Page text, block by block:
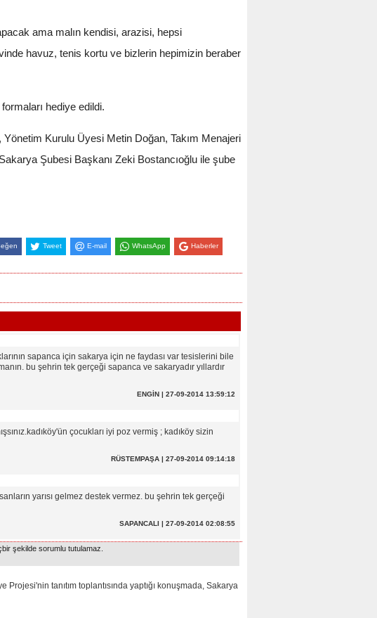
ama malın kendisi, arazisi, hepsi
havuz, tenis kortu ve bizlerin hepimizin beraber
hediye edildi.
Yönetim Kurulu Üyesi Metin Doğan, Takım Menajeri
Şubesi Başkanı Zeki Bostancıoğlu ile şube
Tweet E-mail WhatsApp Haberler
sapanca için sakarya için ne faydası var tesislerini bile
bu şehrin tek gerçeği sapanca ve sakaryadır yıllardır
ENGİN | 27-09-2014 13:59:12
çocukları iyi poz vermiş ; kadıköy sizin
RÜSTEMPAŞA | 27-09-2014 09:14:18
yarısı gelmez destek vermez. bu şehrin tek gerçeği
SAPANCALI | 27-09-2014 02:08:55
şekilde sorumlu tutulamaz.
tanıtım toplantısında yaptığı konuşmada, Sakarya